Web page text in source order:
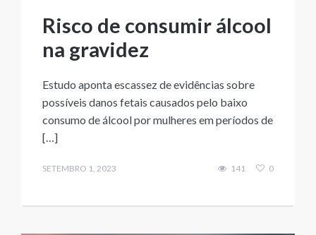
Risco de consumir álcool
na gravidez
Estudo aponta escassez de evidências sobre
possíveis danos fetais causados pelo baixo
consumo de álcool por mulheres em períodos de
[…]
SETEMBRO 1, 2023 141 0